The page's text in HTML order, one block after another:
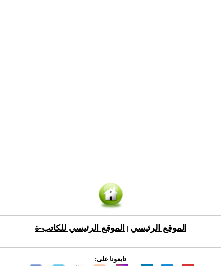
الموقع الرئيسي الموقع الرئيسي للكاتب-ة
تابعونا على: